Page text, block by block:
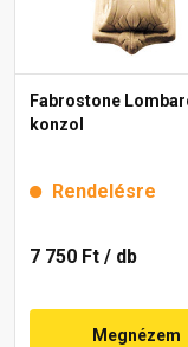
Fabrostone
konzol
Rendelésre
7 750 Ft / db
Megnézem